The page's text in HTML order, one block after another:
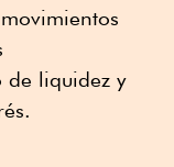
de liquidez y